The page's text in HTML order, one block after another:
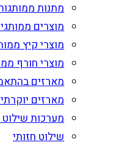
מתנות
מוצרים
מוצרי קיץ
מוצרי חורף
מארזים
מארזים
מערכות שילוט
שילוט חזותי